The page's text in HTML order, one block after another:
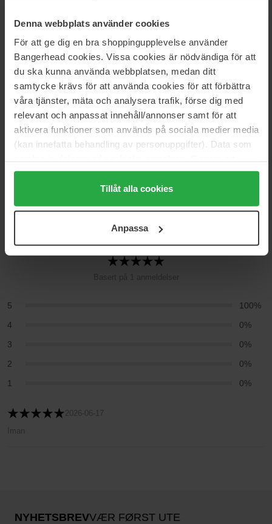
Denna webbplats använder cookies
För att ge dig en bra shoppingupplevelse använder
Bangerhead cookies. Vissa cookies är nödvändiga för att
du ska kunna använda webbplatsen, medan ditt
samtycke krävs för att använda cookies för att förbättra
våra tjänster, mäta och analysera trafik, förse dig med
relevant och anpassat innehåll/annonser samt för att
aktivera funktioner som används på sociala medier media
(kan innefatta behandling av personuppgifter). Data som
trycka på "Tillåt alla cookies" accepterar du alla cookies,
medan du under "Detaljer" kan anpassa användningen av
cookies. Du kan när som helst återkalla ditt samtycke.
Tillåt alla cookies
Anpassa
Artikkelnummer: 192254
Kategorier:
Hjem
Parfyme
Dameparfyme
Spørsmål og svar (0)
5
5
100%
4
0%
3
0%
2
0%
1
0%
2026-06-17
Iman
NYHETSBREVVÆR FØRST UTE